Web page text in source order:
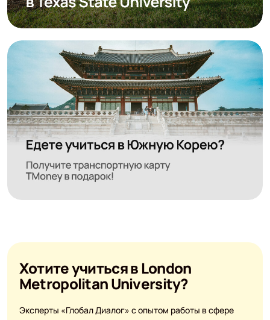
Хотите учиться в London
Metropolitan University?
Эксперты «Глобал Диалог» с опытом работы в сфере